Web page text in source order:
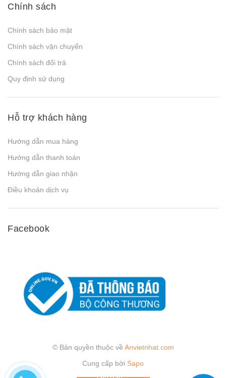
Chính sách
Chính sách bảo mật
Chính sách vận chuyển
Chính sách đổi trả
Quy định sử dụng
Hỗ trợ khách hàng
Hướng dẫn mua hàng
Hướng dẫn thanh toán
Hướng dẫn giao nhận
Điều khoản dịch vụ
Facebook
© Bản quyền thuộc về Anvietnhat.com
Cung cấp bởi Sapo